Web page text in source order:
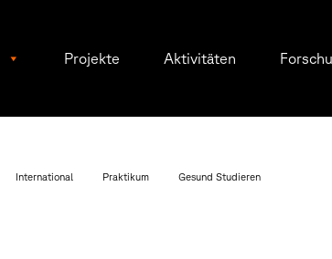
Projekte Aktivitäten
International Praktikum Gesund Studieren